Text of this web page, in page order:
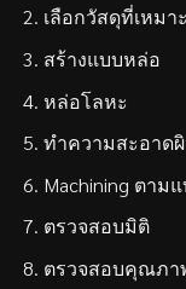
เลือกวัสดุที่เหมา
สร้างแบบหล่อ
หล่อโลหะ
ทำความสะอาด
Machining ตาม
ตรวจสอบมิติ
ตรวจสอบคุณภา